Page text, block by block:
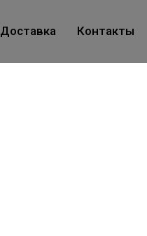
Доставка Контакты